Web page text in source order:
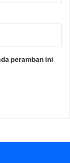
peramban ini